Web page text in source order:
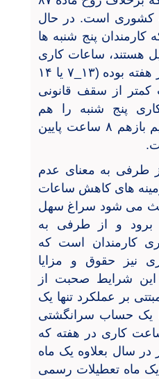
کشوری است. در حال
پنج شنبه ها
هستند، ساعات کاری
بوده (۱۳_۷ یا ۱۴
از سقف قانونی
پنج شنبه را هم
بازهم ۸ ساعت پایین
.
طرفی به معنای عدم
های کاهش ساعات
می شود سراغ سهل
برود و از طرفی به
کارمندان است که
نیز حقوق و مزایا
این شرایط صحبت از
بر عملکرد تنها یک
یک حساب سرانگشتی
کاری در هفته که
در سال بعلاوه یک ماه
ماه تعطیلات رسمی